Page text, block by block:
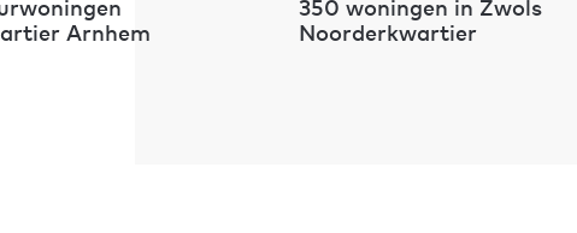
350 woningen in Zwols
Noorderkwartier